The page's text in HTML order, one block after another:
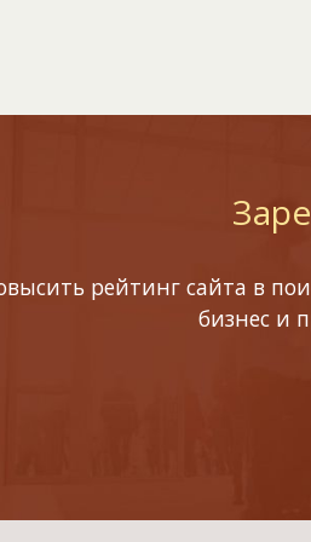
рейтинг сайта в
бизнес и